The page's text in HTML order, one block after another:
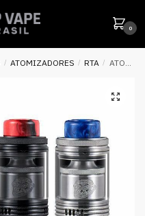
0
/ ATOMIZADORES / RTA / ATOMIZADOR THE TROLL X RTA 24MM – WOTOFO